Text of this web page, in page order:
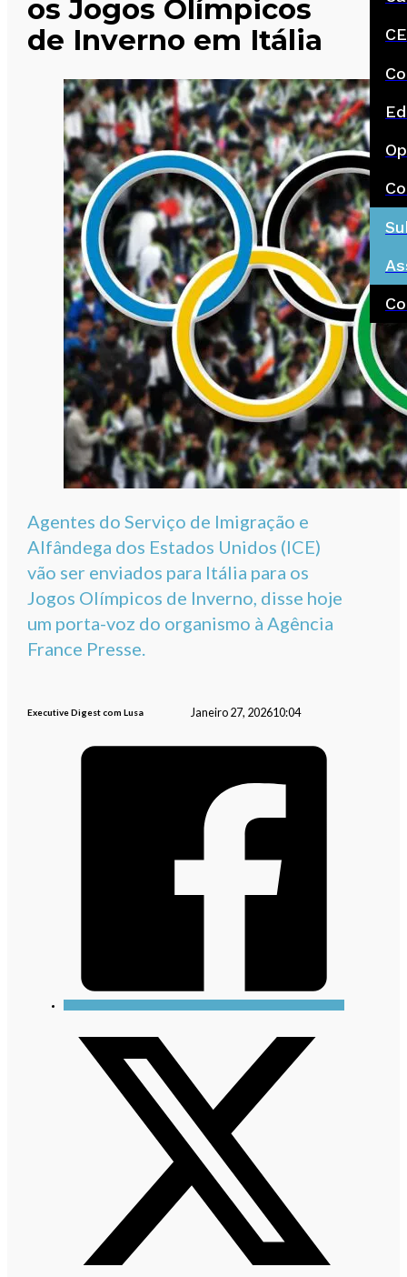
os Jogos Olímpicos
de Inverno em Itália
Agentes do Serviço de Imigração e
Alfândega dos Estados Unidos (ICE)
vão ser enviados para Itália para os
Jogos Olímpicos de Inverno, disse hoje
um porta-voz do organismo à Agência
France Presse.
Executive Digest com Lusa Janeiro 27, 202610:04